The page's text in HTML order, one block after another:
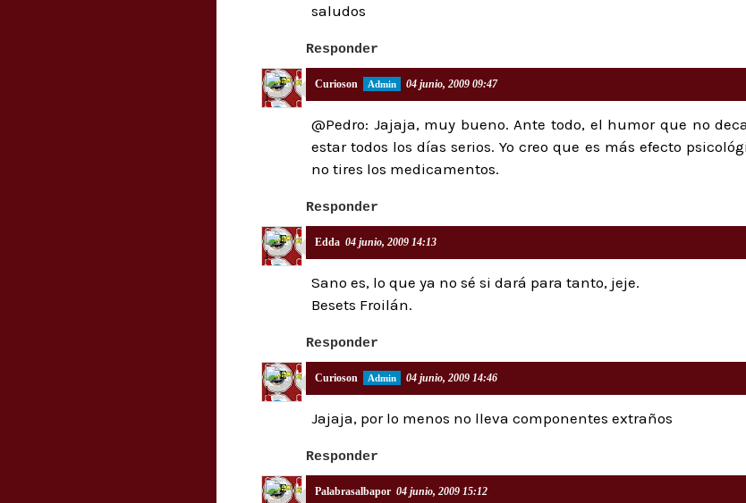
saludos
Responder
Curioson 04 junio, 2009 09:47
@Pedro: Jajaja, muy bueno. Ante todo, el humor que no
estar todos los días serios. Yo creo que es más efecto
no tires los medicamentos.
Responder
Edda 04 junio, 2009 14:13
Sano es, lo que ya no sé si dará para tanto, jeje.
Besets Froilán.
Responder
Curioson 04 junio, 2009 14:46
Jajaja, por lo menos no lleva componentes extraños
Responder
Palabrasalbapor 04 junio, 2009 15:12